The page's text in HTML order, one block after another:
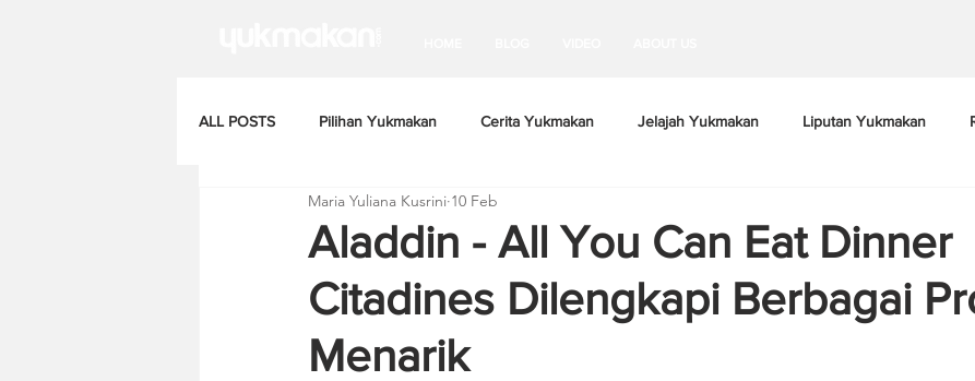
ALL POSTS Pilihan Yukmakan Cerita Yukmakan Jelajah Yukmakan Liputan Yukmakan
Aladdin - All You Can Eat Dinner
Citadines Dilengkapi Berbagai
Menarik
Maria Yuliana Kusrini 10 Feb